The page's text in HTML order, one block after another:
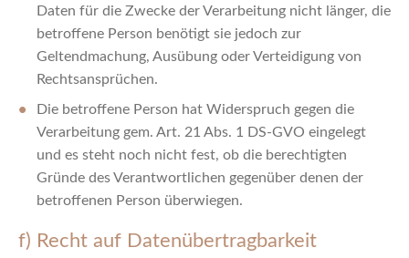
Daten für die Zwecke der Verarbeitung nicht länger, die
betroffene Person benötigt sie jedoch zur
Geltendmachung, Ausübung oder Verteidigung von
Rechtsansprüchen.
Die betroffene Person hat Widerspruch gegen die
Verarbeitung gem. Art. 21 Abs. 1 DS-GVO eingelegt
und es steht noch nicht fest, ob die berechtigten
Gründe des Verantwortlichen gegenüber denen der
betroffenen Person überwiegen.
f) Recht auf Datenübertragbarkeit